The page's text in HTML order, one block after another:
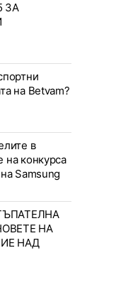
ЗА
на Betvam?
в
на конкурса
Samsung
НА
НАД